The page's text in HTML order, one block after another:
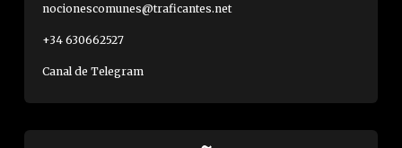
nocionescomunes@traficantes.net
+34 630662527
Canal de Telegram